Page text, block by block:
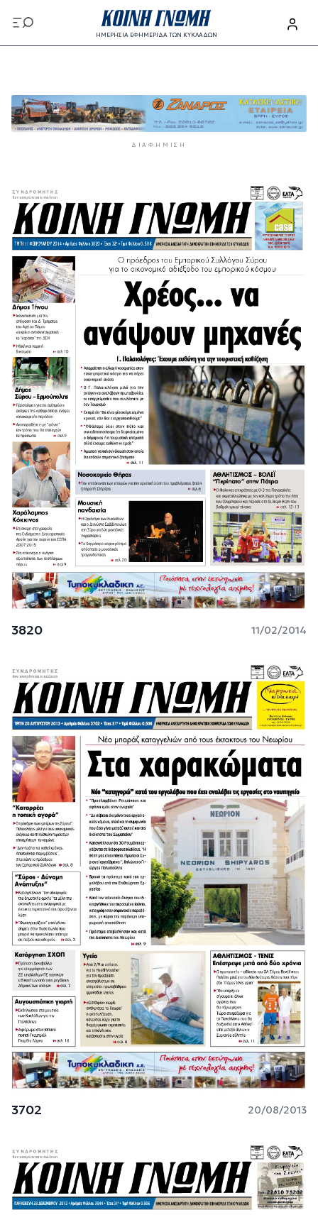
Παράκαμψη προς το κυρίως περιεχόμενο
ΗΜΕΡΗΣΙΑ ΕΦΗΜΕΡΙΔΑ ΤΩΝ ΚΥΚΛΑΔΩΝ
ΔΙΑΦΉΜΙΣΗ
3820 11/02/2014
3702 20/08/2013